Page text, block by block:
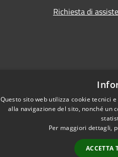
Richiesta di
Questo sito web utilizza cookie tecnici
alla navigazione del sito, nonché un
Per maggiori dettagli,
ACCETTA